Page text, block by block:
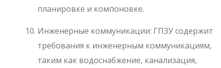
планировке и компоновке.
Инженерные коммуникации: ГПЗУ содержит
требования к инженерным коммуникациям,
таким как водоснабжение, канализация,